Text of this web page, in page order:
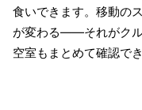
食いできます。移動の
が変わる――それがクル
空室もまとめて確認でき